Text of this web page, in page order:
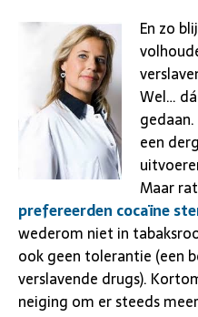
En zo
Wel…
een
Maar
prefereerden cocaïne
wederom niet in
ook geen tolerantie (een
verslavende drugs).
neiging om er steeds